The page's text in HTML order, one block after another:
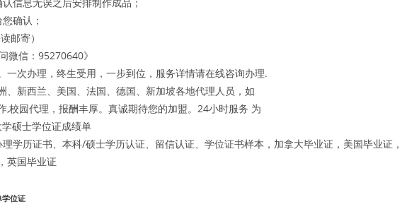
确认；
邮寄）
：95270640》
一次办理，终生受用，一步到位，服务详情请在线咨询办理.
、新西兰、美国、法国、德国、新加坡各地代理人员，如
校园代理，报酬丰厚。真诚期待您的加盟。24小时服务 为
硕士学位证成绩单
学历证书、本科/硕士学历认证、留信认证、学位证书样本，加拿大毕业证，美国毕业证，
英国毕业证
学位证